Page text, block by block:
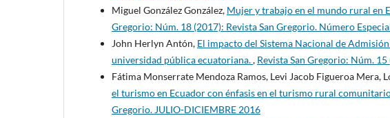
Miguel González González, Mujer y trabajo en el mundo rural en
Gregorio: Núm. 18 (2017): Revista San Gregorio. Número
John Herlyn Antón, El impacto del Sistema Nacional de
universidad pública ecuatoriana., Revista San Gregorio: Núm.
Fátima Monserrate Mendoza Ramos, Levi Jacob Figueroa Mera,
el turismo en Ecuador con énfasis en el turismo rural
Gregorio. JULIO-DICIEMBRE 2016